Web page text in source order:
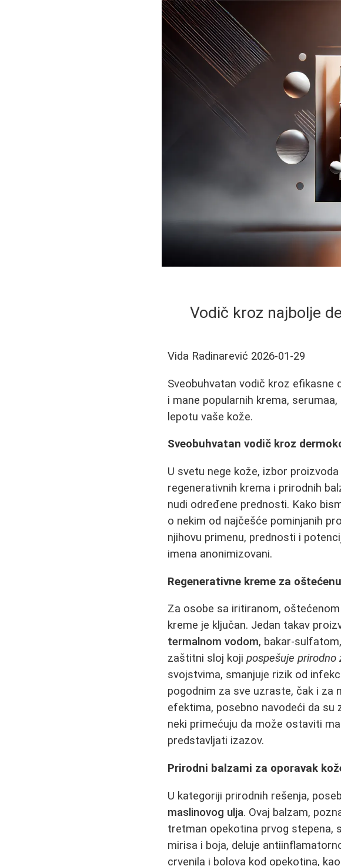
Vodič kroz najbolje
Vida Radinarević 2026-01-29
Sveobuhvatan vodič kroz
i mane popularnih krema,
lepotu vaše kože.
Sveobuhvatan vodič kroz
U svetu nege kože, izbor
regenerativnih krema i prirodnih
nudi određene prednosti. Kako
o nekim od najčešće pominjanih
njihovu primenu, prednosti i
imena anonimizovani.
Regenerativne kreme za
Za osobe sa iritiranom,
kreme je ključan. Jedan takav
termalnom vodom, bakar-
zaštitni sloj kojipospešuje prirodno
svojstvima, smanjuje rizik od
pogodnim za sve uzraste, čak i za
efektima, posebno navodeći da
neki primećuju da može ostaviti
predstavljati izazov.
Prirodni balzami za oporavak
U kategoriji prirodnih rešenja,
maslinovog ulja. Ovaj balzam,
tretman opekotina prvog stepena,
mirisa i boja, deluje
crvenila i bolova kod opekotina,